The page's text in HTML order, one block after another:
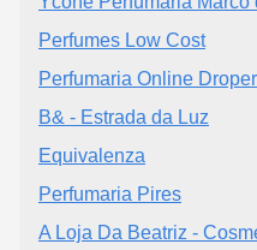
Perfumes Low Cost
Perfumaria Online Droper
B& - Estrada da Luz
Equivalenza
Perfumaria Pires
A Loja Da Beatriz -